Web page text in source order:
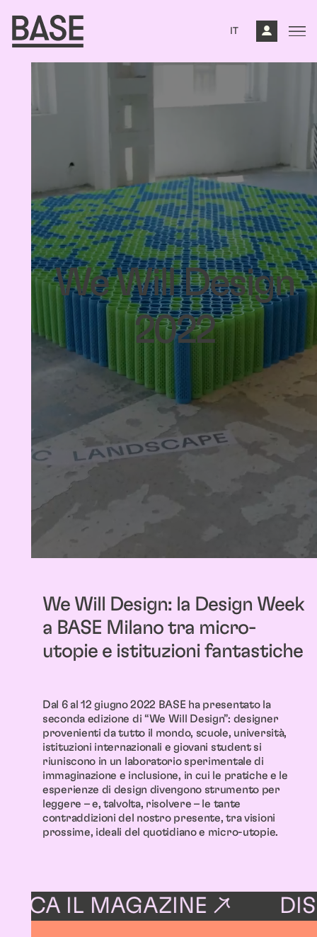
IT
We Will Design
2022
We Will Design: la Design Week
a BASE Milano tra micro-
utopie e istituzioni fantastiche
Dal 6 al 12 giugno 2022 BASE ha presentato la
seconda edizione di “We Will Design”: designer
provenienti da tutto il mondo, scuole, università,
istituzioni internazionali e giovani student si
riuniscono in un laboratorio sperimentale di
immaginazione e inclusione, in cui le pratiche e le
esperienze di design divengono strumento per
leggere – e, talvolta, risolvere – le tante
contraddizioni del nostro presente, tra visioni
prossime, ideali del quotidiano e micro-utopie.
IL MAGAZINE ↗